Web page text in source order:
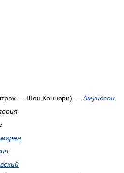
— Шон Коннори) — Амундсен